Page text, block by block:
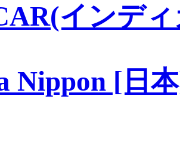
インデ
Nippon [日